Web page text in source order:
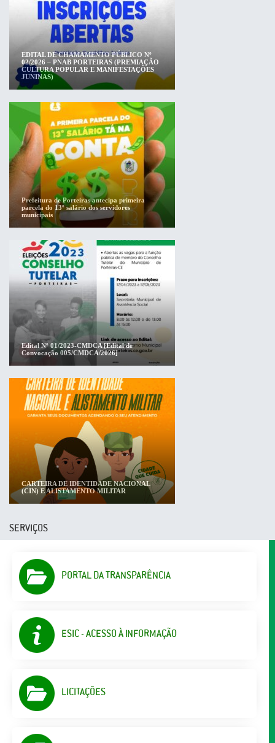
EDITAL DE CHAMAMENTO PÚBLICO Nº
02/2026 – PNAB PORTEIRAS (PREMIAÇÃO
CULTURA POPULAR E MANIFESTAÇÕES
JUNINAS)
Prefeitura de Porteiras antecipa primeira
parcela do 13º salário dos servidores
municipais
Edital Nº 01/2023-CMDCA [Edital de
Convocação 005/CMDCA/2026]
CARTEIRA DE IDENTIDADE NACIONAL
(CIN) E ALISTAMENTO MILITAR
SERVIÇOS
PORTAL DA TRANSPARÊNCIA
ESIC - ACESSO À INFORMAÇÃO
LICITAÇÕES